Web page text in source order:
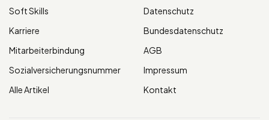
Soft Skills
Karriere
Mitarbeiterbindung
Sozialversicherungsnummer
Alle Artikel
Datenschutz
Bundesdatenschutz
AGB
Impressum
Kontakt